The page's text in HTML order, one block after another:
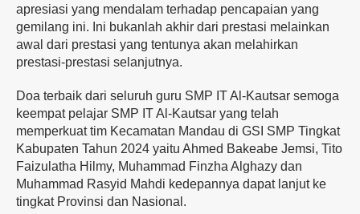
apresiasi yang mendalam terhadap pencapaian yang
gemilang ini. Ini bukanlah akhir dari prestasi melainkan
awal dari prestasi yang tentunya akan melahirkan
prestasi-prestasi selanjutnya.
Doa terbaik dari seluruh guru SMP IT Al-Kautsar semoga
keempat pelajar SMP IT Al-Kautsar yang telah
memperkuat tim Kecamatan Mandau di GSI SMP Tingkat
Kabupaten Tahun 2024 yaitu Ahmed Bakeabe Jemsi, Tito
Faizulatha Hilmy, Muhammad Finzha Alghazy dan
Muhammad Rasyid Mahdi kedepannya dapat lanjut ke
tingkat Provinsi dan Nasional.